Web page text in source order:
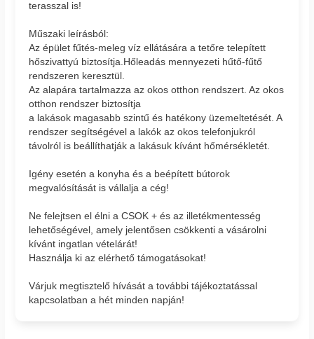
terasszal is!
Műszaki leírásból:
Az épület fűtés-meleg víz ellátására a tetőre telepített
hőszivattyú biztosítja.Hőleadás mennyezeti hűtő-fűtő
rendszeren keresztül.
Az alapára tartalmazza az okos otthon rendszert. Az okos
otthon rendszer biztosítja
a lakások magasabb szintű és hatékony üzemeltetését. A
rendszer segítségével a lakók az okos telefonjukról
távolról is beállíthatják a lakásuk kívánt hőmérsékletét.
Igény esetén a konyha és a beépített bútorok
megvalósítását is vállalja a cég!
Ne felejtsen el élni a CSOK + és az illetékmentesség
lehetőségével, amely jelentősen csökkenti a vásárolni
kívánt ingatlan vételárát!
Használja ki az elérhető támogatásokat!
Várjuk megtisztelő hívását a további tájékoztatással
kapcsolatban a hét minden napján!